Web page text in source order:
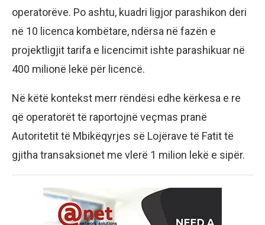
operatorëve. Po ashtu, kuadri ligjor parashikon deri
në 10 licenca kombëtare, ndërsa në fazën e
projektligjit tarifa e licencimit ishte parashikuar në
400 milionë lekë për licencë.
Në këtë kontekst merr rëndësi edhe kërkesa e re
që operatorët të raportojnë veçmas pranë
Autoritetit të Mbikëqyrjes së Lojërave të Fatit të
gjitha transaksionet me vlerë 1 milion lekë e sipër.